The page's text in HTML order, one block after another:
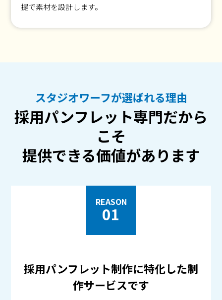
提で素材を設計します。
スタジオワーフが選ばれる理由
採用パンフレット専門だから
こそ
提供できる価値があります
REASON
01
採用パンフレット制作に特化した制
作サービスです